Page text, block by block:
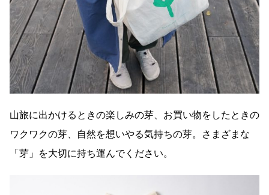
山旅に出かけるときの楽しみの芽、お買い物をしたときの
ワクワクの芽、自然を想いやる気持ちの芽。さまざまな
「芽」を大切に持ち運んでください。